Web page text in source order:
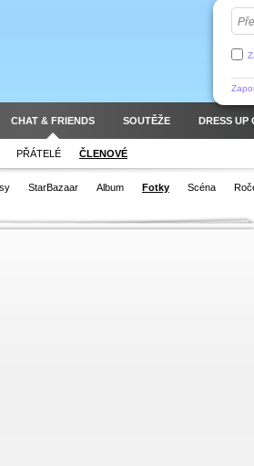
CHAT & FRIENDS SOUTĚŽE DRESS UP
PŘÁTELÉ ČLENOVÉ
StarBazaar Album Fotky Scéna